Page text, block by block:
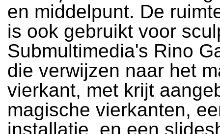
en middelpunt. De
is ook gebruikt voor
Submultimedia's Rino
die verwijzen naar het
vierkant, met krijt
magische vierkanten,
installatie, en een